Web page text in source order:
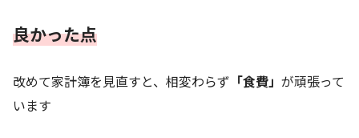
良かった点
改めて家計簿を見直すと、相変わらず 「食費」 が頑張って
います